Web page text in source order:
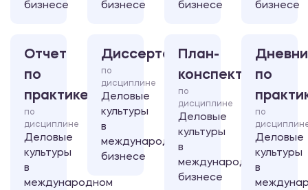
бизнесе
бизнесе
бизнесе
бизнесе
Отчет
по
практике
по
дисциплине
Деловые
культуры
в
международном
Диссертация
по
дисциплине
Деловые
культуры
в
международном
бизнесе
План-
конспект
по
дисциплине
Деловые
культуры
в
международном
бизнесе
по
по
Деловые
культуры
в